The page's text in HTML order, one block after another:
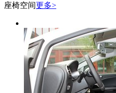
座椅空间更多>